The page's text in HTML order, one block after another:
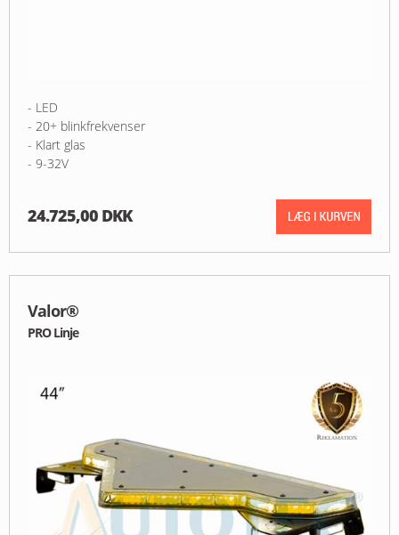
- LED
- 20+ blinkfrekvenser
- Klart glas
- 9-32V
24.725,00 DKK
Valor®
PRO Linje